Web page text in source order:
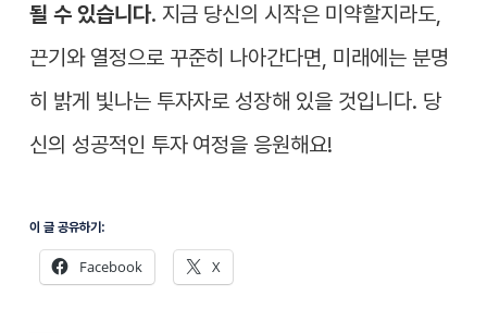
될 수 있습니다. 지금 당신의 시작은 미약할지라도,
끈기와 열정으로 꾸준히 나아간다면, 미래에는 분명
히 밝게 빛나는 투자자로 성장해 있을 것입니다. 당
신의 성공적인 투자 여정을 응원해요!
이 글 공유하기:
Facebook X